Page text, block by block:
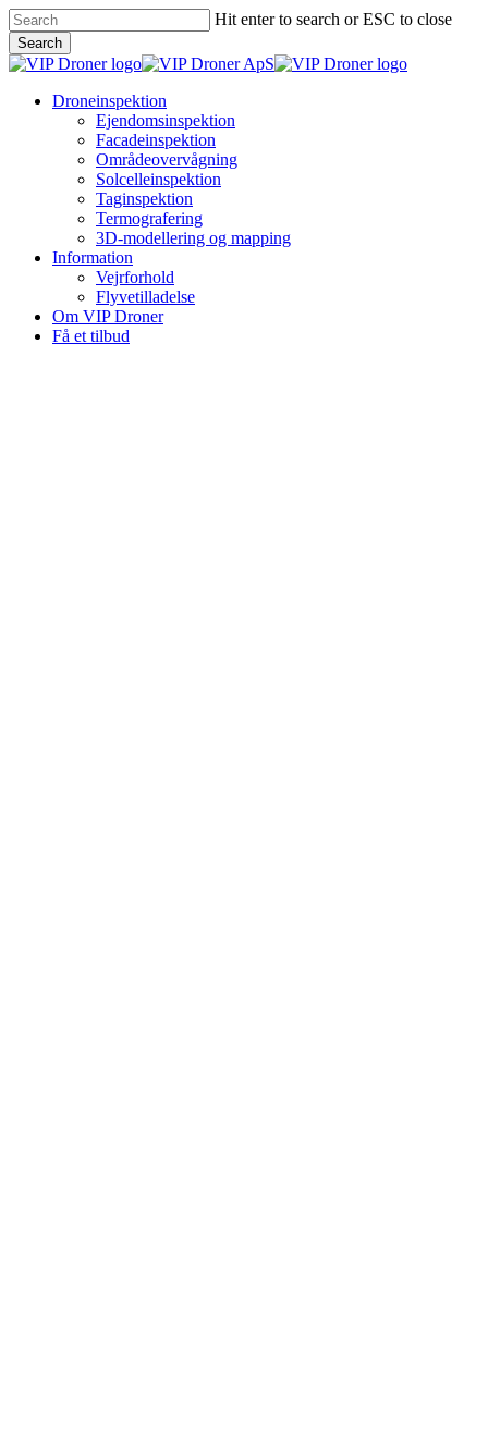
Skip
to
main
content
Hit enter to search or ESC to close
Search
Close
Menu
Droneinspektion
Ejendomsinspektion
Facadeinspektion
Områdeovervågning
Solcelleinspektion
Taginspektion
Termografering
3D-modellering og mapping
Information
Vejrforhold
Flyvetilladelse
Om VIP Droner
Få et tilbud